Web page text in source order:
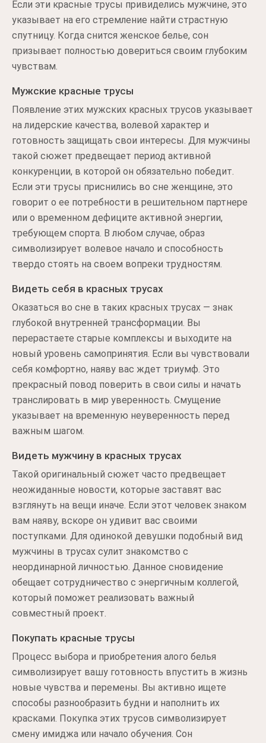
Если эти красные трусы привиделись мужчине, это
указывает на его стремление найти страстную
спутницу. Когда снится женское белье, сон
призывает полностью довериться своим глубоким
чувствам.
Мужские красные трусы
Появление этих мужских красных трусов указывает
на лидерские качества, волевой характер и
готовность защищать свои интересы. Для мужчины
такой сюжет предвещает период активной
конкуренции, в которой он обязательно победит.
Если эти трусы приснились во сне женщине, это
говорит о ее потребности в решительном партнере
или о временном дефиците активной энергии,
требующем спорта. В любом случае, образ
символизирует волевое начало и способность
твердо стоять на своем вопреки трудностям.
Видеть себя в красных трусах
Оказаться во сне в таких красных трусах — знак
глубокой внутренней трансформации. Вы
перерастаете старые комплексы и выходите на
новый уровень самопринятия. Если вы чувствовали
себя комфортно, наяву вас ждет триумф. Это
прекрасный повод поверить в свои силы и начать
транслировать в мир уверенность. Смущение
указывает на временную неуверенность перед
важным шагом.
Видеть мужчину в красных трусах
Такой оригинальный сюжет часто предвещает
неожиданные новости, которые заставят вас
взглянуть на вещи иначе. Если этот человек знаком
вам наяву, вскоре он удивит вас своими
поступками. Для одинокой девушки подобный вид
мужчины в трусах сулит знакомство с
неординарной личностью. Данное сновидение
обещает сотрудничество с энергичным коллегой,
который поможет реализовать важный
совместный проект.
Покупать красные трусы
Процесс выбора и приобретения алого белья
символизирует вашу готовность впустить в жизнь
новые чувства и перемены. Вы активно ищете
способы разнообразить будни и наполнить их
красками. Покупка этих трусов символизирует
смену имиджа или начало обучения. Сон